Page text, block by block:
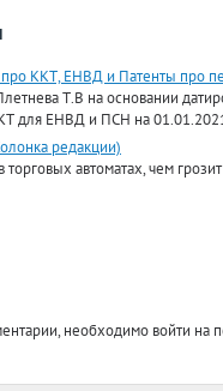
ККТ, ЕНВД и Патенты про
Т.В на основании
для ЕНВД и ПСН на
редакции)
автоматах, чем
необходимо войти на